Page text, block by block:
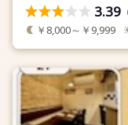
3.39
￥8,000～￥9,999